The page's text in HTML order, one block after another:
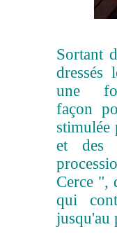
Sortant
dressés
une
façon
stimulée
et des
Cerce ",
qui
jusqu'au